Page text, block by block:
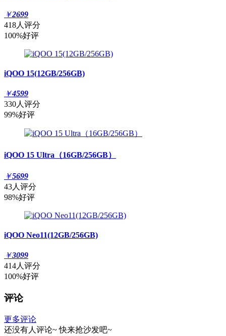
￥2699
418人评分
100%好评
iQOO 15(12GB/256GB)
￥4599
330人评分
99%好评
iQOO 15 Ultra（16GB/256GB）
￥5699
43人评分
98%好评
iQOO Neo11(12GB/256GB)
￥3099
414人评分
100%好评
评论
更多评论
还没有人评论~ 快来抢沙发吧~